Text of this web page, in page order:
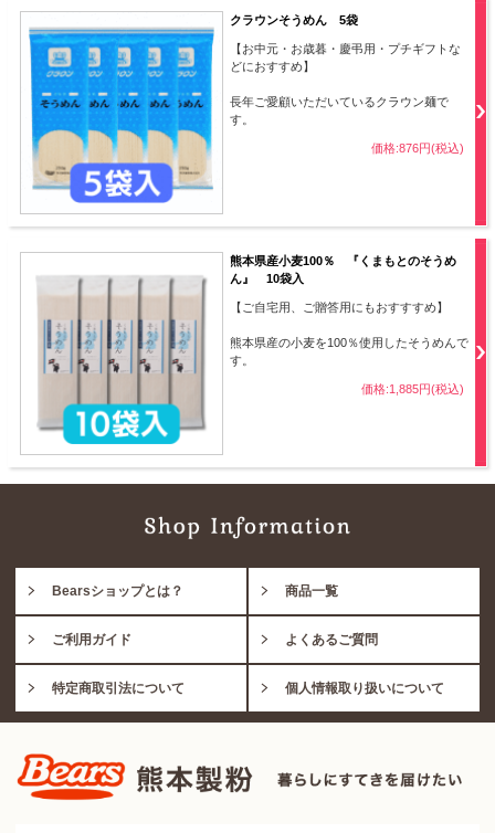
クラウンそうめん 5袋
【お中元・お歳暮・慶弔用・プチギフトな
どにおすすめ】
長年ご愛顧いただいているクラウン麺で
す。
価格:876円(税込)
熊本県産小麦100％ 『くまもとのそうめ
ん』 10袋入
【ご自宅用、ご贈答用にもおすすすめ】
熊本県産の小麦を100％使用したそうめんで
す。
価格:1,885円(税込)
Bearsショップとは？ 商品一覧
ご利用ガイド よくあるご質問
特定商取引法について 個人情報取り扱いについて